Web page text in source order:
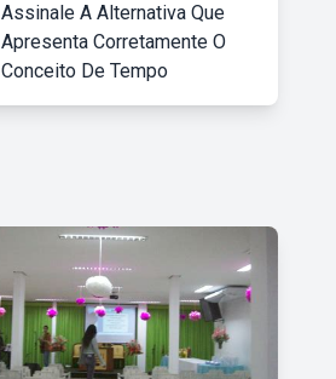
Assinale A Alternativa Que
Apresenta Corretamente O
Conceito De Tempo